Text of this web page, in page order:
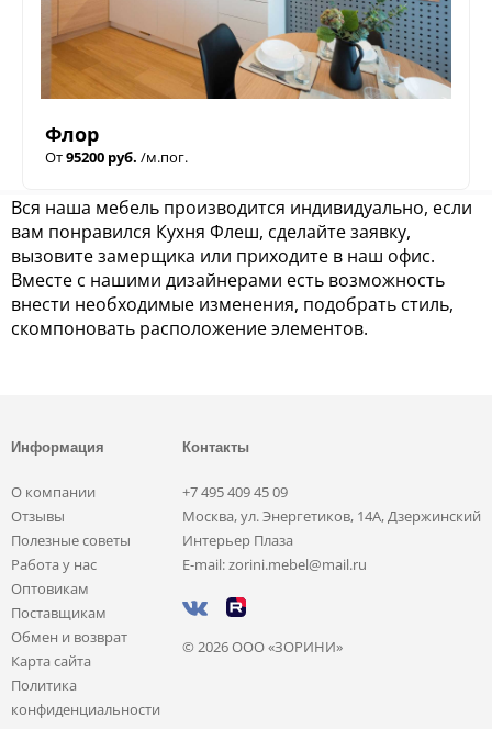
Флор
От95200 руб. /м.пог.
Вся наша мебель производится индивидуально, если
вам понравился Кухня Флеш, сделайте заявку,
вызовите замерщика или приходите в наш офис.
Вместе с нашими дизайнерами есть возможность
внести необходимые изменения, подобрать стиль,
скомпоновать расположение элементов.
Информация
О компании
Отзывы
Полезные советы
Работа у нас
Оптовикам
Поставщикам
Обмен и возврат
Карта сайта
Политика
конфиденциальности
Контакты
+7 495 409 45 09
Москва, ул. Энергетиков, 14А, Дзержинский
Интерьер Плаза
E-mail: zorini.mebel@mail.ru
© 2026 ООО «ЗОРИНИ»